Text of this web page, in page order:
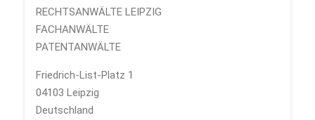
RECHTSANWÄLTE LEIPZIG
FACHANWÄLTE
PATENTANWÄLTE
Friedrich-List-Platz 1
04103 Leipzig
Deutschland